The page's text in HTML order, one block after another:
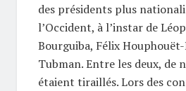
des présidents plus
l’Occident, à l’instar de
Bourguiba, Félix
Tubman. Entre les deux, de
étaient tiraillés. Lors des